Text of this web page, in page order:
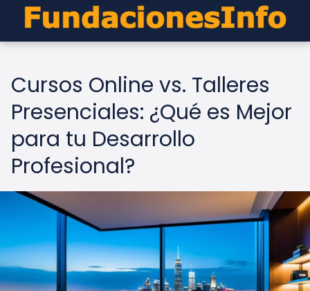
Cursos Online vs. Talleres
Presenciales: ¿Qué es Mejor
para tu Desarrollo
Profesional?